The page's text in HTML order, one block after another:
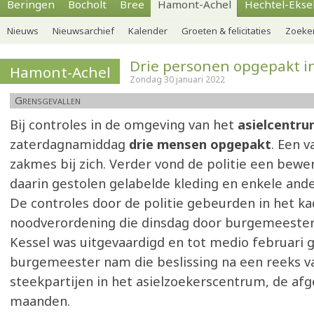
Beringen Bocholt Bree Hamont-Achel Hechtel-
Nieuws Nieuwsarchief Kalender Groeten & felicitaties
Hamont-Achel Drie personen opgepakt
Zondag 30 januari 2022
Grensgevallen
Bij controles in de omgeving van het
zaterdagnamiddag drie mensen opgepakt. Een
zakmes bij zich. Verder vond de politie een
daarin gestolen gelabelde kleding en enkele
De controles door de politie gebeurden in het
noodverordening die dinsdag door
Kessel was uitgevaardigd en tot medio februari
burgemeester nam die beslissing na een reeks
steekpartijen in het asielzoekerscentrum, de
maanden.